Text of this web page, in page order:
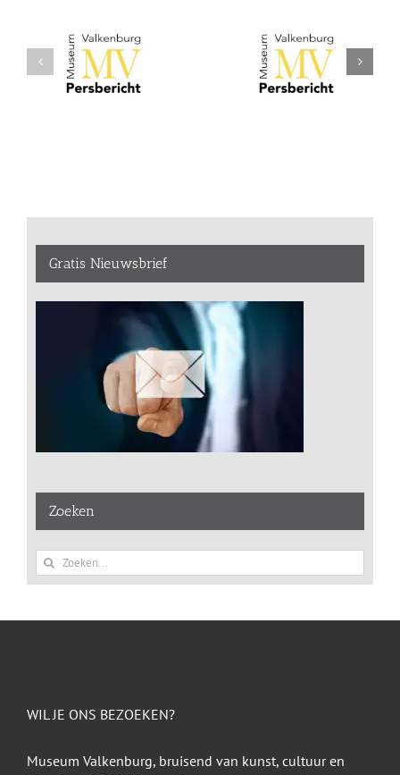
Gratis Nieuwsbrief
Zoeken
Zoeken
naar:
WIL JE ONS BEZOEKEN?
Museum Valkenburg, bruisend van kunst, cultuur en